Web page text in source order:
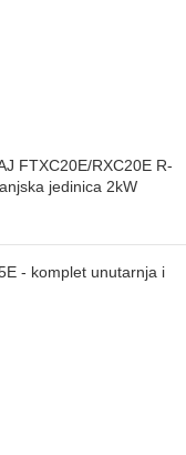
FTXC20E/RXC20E R-
jedinica 2kW
- komplet unutarnja i